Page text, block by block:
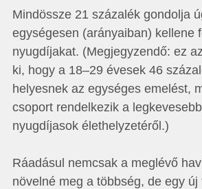
Mindössze 21 százalék gondolja
egységesen (arányaiban) kellene
nyugdíjakat. (Megjegyzendő: ez
ki, hogy a 18–29 évesek 46
helyesnek az egységes emelést,
csoport rendelkezik a
nyugdíjasok élethelyzetéről.)
Ráadásul nemcsak a meglévő
növelné meg a többség, de egy új